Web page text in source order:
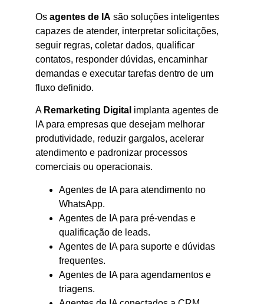
Os agentes de IA são soluções inteligentes
capazes de atender, interpretar solicitações,
seguir regras, coletar dados, qualificar
contatos, responder dúvidas, encaminhar
demandas e executar tarefas dentro de um
fluxo definido.
A Remarketing Digital implanta agentes de
IA para empresas que desejam melhorar
produtividade, reduzir gargalos, acelerar
atendimento e padronizar processos
comerciais ou operacionais.
Agentes de IA para atendimento no
WhatsApp.
Agentes de IA para pré-vendas e
qualificação de leads.
Agentes de IA para suporte e dúvidas
frequentes.
Agentes de IA para agendamentos e
triagens.